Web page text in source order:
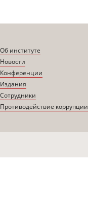
Об институте
Новости
Конференции
Издания
Сотрудники
Противодействие коррупции